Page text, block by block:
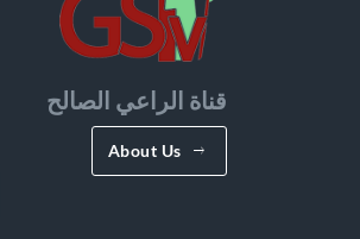
قناة الراعي الصالح
About Us